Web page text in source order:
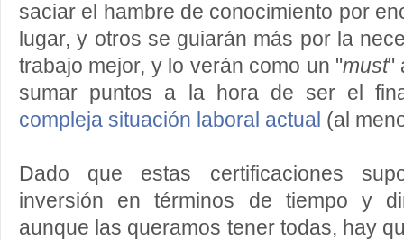
saciar el hambre de conocimiento por
lugar, y otros se guiarán más por la
trabajo mejor, y lo verán como un "must"
sumar puntos a la hora de ser el
compleja situación laboral actual (al
Dado que estas certificaciones
inversión en términos de tiempo y
aunque las queramos tener todas, hay